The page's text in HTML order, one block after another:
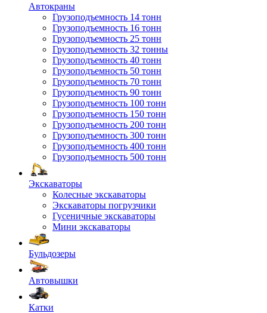
Автокраны
Грузоподъемность 14 тонн
Грузоподъемность 16 тонн
Грузоподъемность 25 тонн
Грузоподъемность 32 тонны
Грузоподъемность 40 тонн
Грузоподъемность 50 тонн
Грузоподъемность 70 тонн
Грузоподъемность 90 тонн
Грузоподъемность 100 тонн
Грузоподъемность 150 тонн
Грузоподъемность 200 тонн
Грузоподъемность 300 тонн
Грузоподъемность 400 тонн
Грузоподъемность 500 тонн
Экскаваторы
Колесные экскаваторы
Экскаваторы погрузчики
Гусеничные экскаваторы
Мини экскаваторы
Бульдозеры
Автовышки
Катки